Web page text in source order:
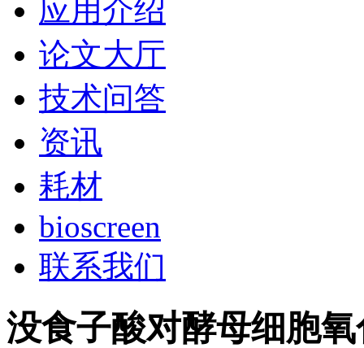
应用介绍
论文大厅
技术问答
资讯
耗材
bioscreen
联系我们
没食子酸对酵母细胞